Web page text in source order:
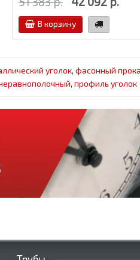
В корзину
уголок, фасонный
, профиль уголок